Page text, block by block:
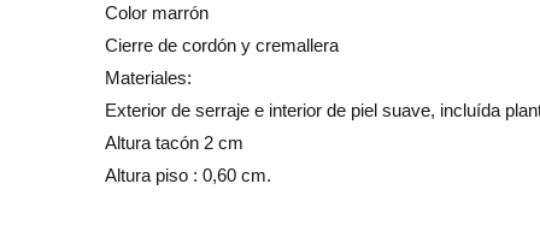
Color marrón
Cierre de cordón y cremallera
Materiales:
Exterior de serraje e interior de piel suave, incluída
Altura tacón 2 cm
Altura piso : 0,60 cm.